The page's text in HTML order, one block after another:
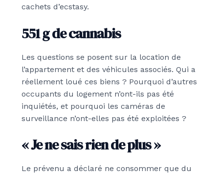
cachets d’ecstasy.
551 g de cannabis
Les questions se posent sur la location de
l’appartement et des véhicules associés. Qui a
réellement loué ces biens ? Pourquoi d’autres
occupants du logement n’ont-ils pas été
inquiétés, et pourquoi les caméras de
surveillance n’ont-elles pas été exploitées ?
« Je ne sais rien de plus »
Le prévenu a déclaré ne consommer que du